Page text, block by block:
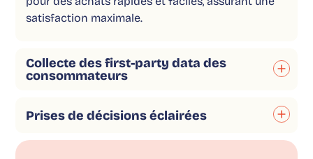
satisfaction maximale.
Collecte des first-party data des
consommateurs
Prises de décisions éclairées